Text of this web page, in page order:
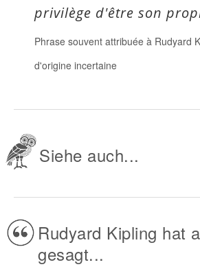
privilège d'être son
Phrase souvent attribuée à Rudyard
d'origine incertaine
Siehe auch...
Rudyard Kipling hat
gesagt...